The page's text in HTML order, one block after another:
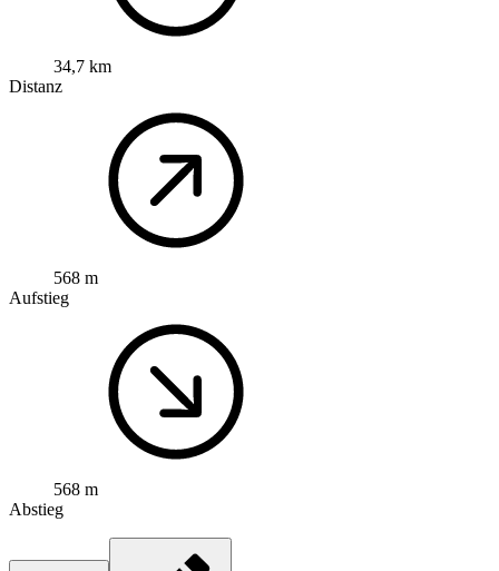
34,7 km
Distanz
568 m
Aufstieg
568 m
Abstieg